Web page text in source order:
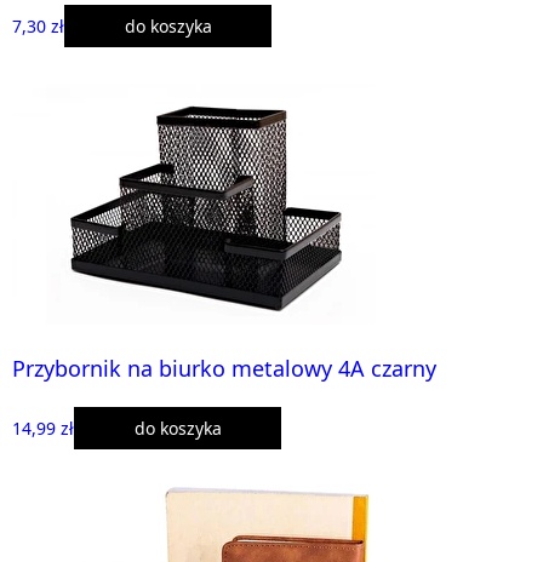
7,30 zł do koszyka
Przybornik na biurko metalowy 4A czarny
14,99 zł do koszyka